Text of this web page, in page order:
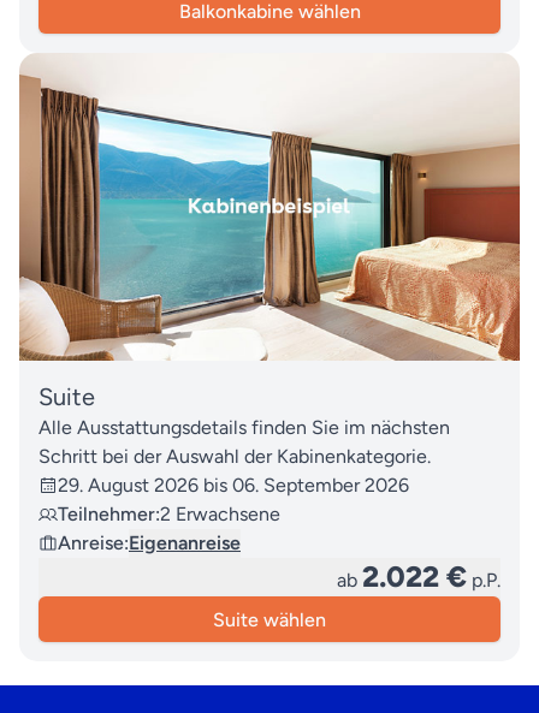
Balkonkabine wählen
Suite
Alle Ausstattungsdetails finden Sie im nächsten
Schritt bei der Auswahl der Kabinenkategorie.
29. August 2026 bis 06. September 2026
Teilnehmer:2 Erwachsene
Anreise:Eigenanreise
ab 2.022 € p.P.
Suite wählen